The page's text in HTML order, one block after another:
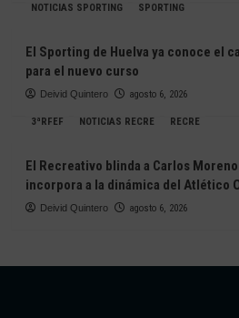
NOTICIAS SPORTING SPORTING
El Sporting de Huelva ya conoce el
para el nuevo curso
Deivid Quintero agosto 6, 2026
3ªRFEF NOTICIAS RECRE RECRE
El Recreativo blinda a Carlos
incorpora a la dinámica del Atlético
Deivid Quintero agosto 6, 2026